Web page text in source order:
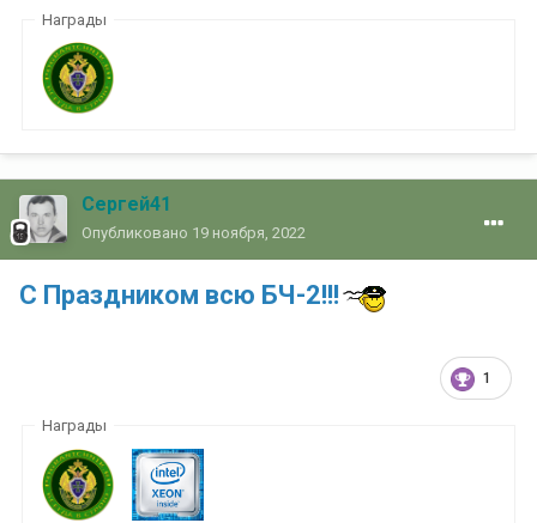
Награды
Сергей41
Опубликовано 19 ноября, 2022
С Праздником всю БЧ-2!!!
1
Награды